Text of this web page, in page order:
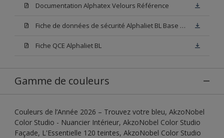
Documentation Alphatex Velours Référence
Fiche de données de sécurité Alphaliet BL Base W05
Fiche QCE Alphaliet BL
Gamme de couleurs
Couleurs de l’Année 2026 – Trouvez votre bleu, AkzoNobel
Color Studio - Nuancier Intérieur, AkzoNobel Color Studio
Façade, L'Essentielle 120 teintes, AkzoNobel Color Studio